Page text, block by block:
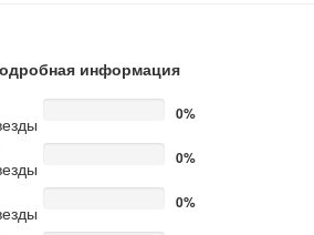
информация
0%
0%
0%